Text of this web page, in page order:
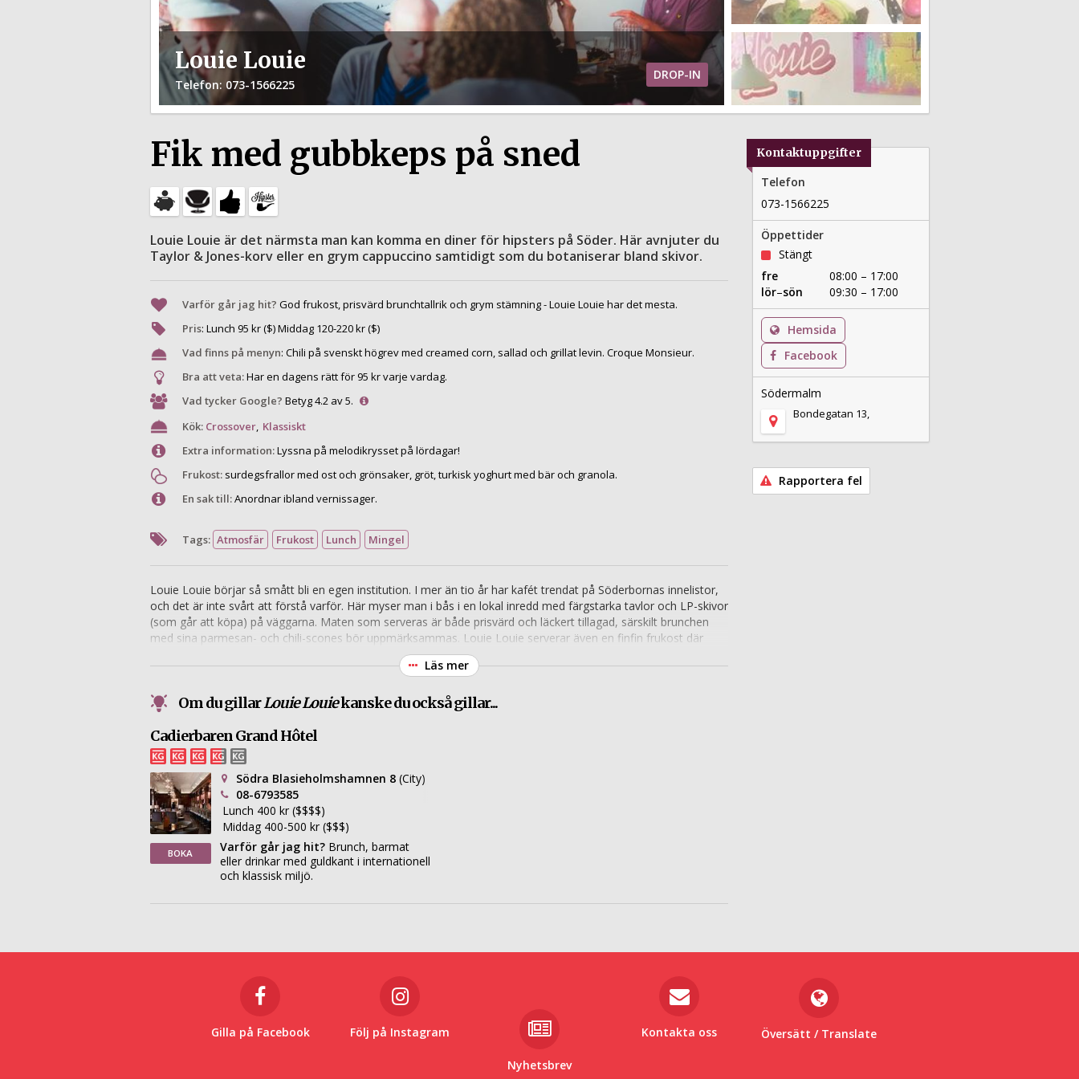
Louie Louie
Telefon: 073-1566225
DROP-IN
Fik med gubbkeps på sned
Louie Louie är det närmsta man kan komma en diner för hipsters på Söder. Här avnjuter du
Taylor & Jones-korv eller en grym cappuccino samtidigt som du botaniserar bland skivor.
Varför går jag hit? God frukost, prisvärd brunchtallrik och grym stämning - Louie Louie har det mesta.
Pris: Lunch 95 kr ($) Middag 120-220kr ($)
Vad finns på menyn: Chili på svenskt högrev med creamed corn, sallad och grillat levin. Croque Monsieur.
Bra att veta:Har en dagens rätt för 95 kr varje vardag.
Vad tycker Google? Betyg 4.2 av 5.
Kök: Crossover, Klassiskt
Extra information:Lyssna på melodikrysset på lördagar!
Frukost: surdegsfrallor med ost och grönsaker, gröt, turkisk yoghurt med bär och granola.
En sak till:Anordnar ibland vernissager.
Tags: Atmosfär Frukost Lunch Mingel
Louie Louie börjar så smått bli en egen institution. I mer än tio år har kafét trendat på Söderbornas innelistor,
och det är inte svårt att förstå varför. Här myser man i bås i en lokal inredd med färgstarka tavlor och LP-skivor
(som går att köpa) på väggarna. Maten som serveras är både prisvärd och läckert tillagad, särskilt brunchen
med sina parmesan- och chili-scones bör uppmärksammas. Louie Louie serverar även en finfin frukost där
surdegsfrallor samsas med en egenkomponerad grötblandning rostad i äpple och kanel.
Läs mer
Om du gillarLouie Louiekanske du också gillar...
Cadierbaren Grand Hôtel
BOKA
Södra Blasieholmshamnen 8 (City)
08-6793585
Lunch 400 kr ($$$$)
Middag 400-500 kr ($$$)
Varför går jag hit? Brunch, barmat
eller drinkar med guldkant i internationell
och klassisk miljö.
Kontaktuppgifter
Telefon
073-1566225
Öppettider
Stängt
fre
08:00 – 17:00
lör–sön 09:30 – 17:00
Hemsida
Facebook
Södermalm
Bondegatan 13,
Rapportera fel
Gilla på Facebook Följ på Instagram
Nyhetsbrev
Kontakta oss Översätt / Translate